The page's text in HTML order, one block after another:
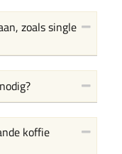
zoals single
koffie